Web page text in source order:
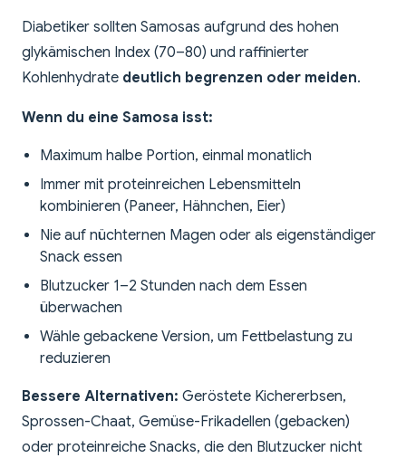
Diabetiker sollten Samosas aufgrund des hohen
glykämischen Index (70–80) und raffinierter
Kohlenhydrate deutlich begrenzen oder meiden.
Wenn du eine Samosa isst:
Maximum halbe Portion, einmal monatlich
Immer mit proteinreichen Lebensmitteln
kombinieren (Paneer, Hähnchen, Eier)
Nie auf nüchternen Magen oder als eigenständiger
Snack essen
Blutzucker 1–2 Stunden nach dem Essen
überwachen
Wähle gebackene Version, um Fettbelastung zu
reduzieren
Bessere Alternativen: Geröstete Kichererbsen,
Sprossen-Chaat, Gemüse-Frikadellen (gebacken)
oder proteinreiche Snacks, die den Blutzucker nicht